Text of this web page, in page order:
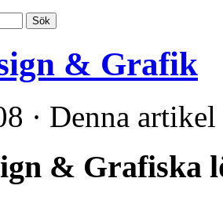
& Grafik
· Denna
& Grafiska